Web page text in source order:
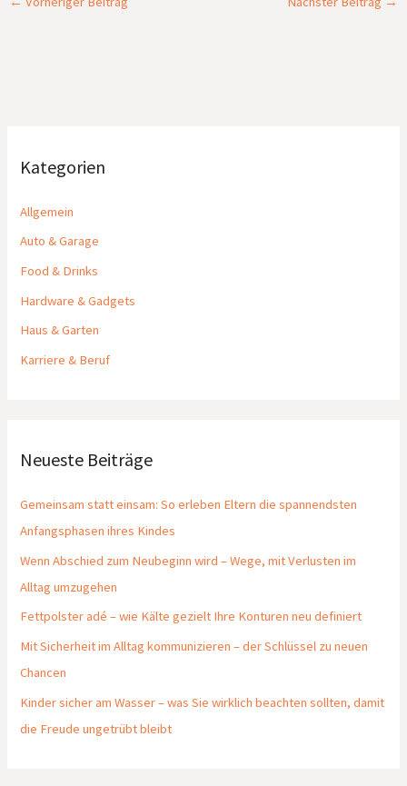
Kategorien
Allgemein
Auto & Garage
Food & Drinks
Hardware & Gadgets
Haus & Garten
Karriere & Beruf
Neueste Beiträge
Gemeinsam statt einsam: So erleben Eltern die spannendsten
Anfangsphasen ihres Kindes
Wenn Abschied zum Neubeginn wird – Wege, mit Verlusten im
Alltag umzugehen
Fettpolster adé – wie Kälte gezielt Ihre Konturen neu definiert
Mit Sicherheit im Alltag kommunizieren – der Schlüssel zu neuen
Chancen
Kinder sicher am Wasser – was Sie wirklich beachten sollten, damit
die Freude ungetrübt bleibt